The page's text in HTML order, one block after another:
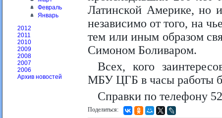
Февраль
Январь
2012
2011
2010
2009
2008
2007
2006
Архив новостей
Латинской Америке, но
независимо от того, на
тем или иным образом
Симоном Боливаром.
Всех, кого
МБУ ЦГБ в часы работы
Справки по телефону
Поделиться: